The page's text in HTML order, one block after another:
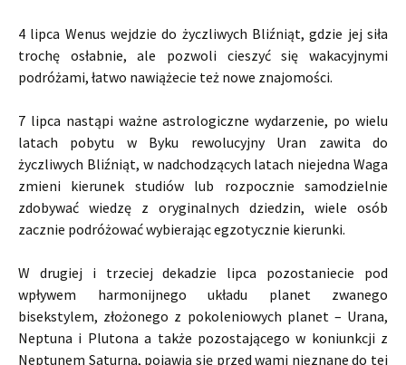
4 lipca Wenus wejdzie do życzliwych Bliźniąt, gdzie jej siła
trochę osłabnie, ale pozwoli cieszyć się wakacyjnymi
podróżami, łatwo nawiążecie też nowe znajomości.
7 lipca nastąpi ważne astrologiczne wydarzenie, po wielu
latach pobytu w Byku rewolucyjny Uran zawita do
życzliwych Bliźniąt, w nadchodzących latach niejedna Waga
zmieni kierunek studiów lub rozpocznie samodzielnie
zdobywać wiedzę z oryginalnych dziedzin, wiele osób
zacznie podróżować wybierając egzotycznie kierunki.
W drugiej i trzeciej dekadzie lipca pozostaniecie pod
wpływem harmonijnego układu planet zwanego
bisekstylem, złożonego z pokoleniowych planet – Urana,
Neptuna i Plutona a także pozostającego w koniunkcji z
Neptunem Saturna, pojawią się przed wami nieznane do tej